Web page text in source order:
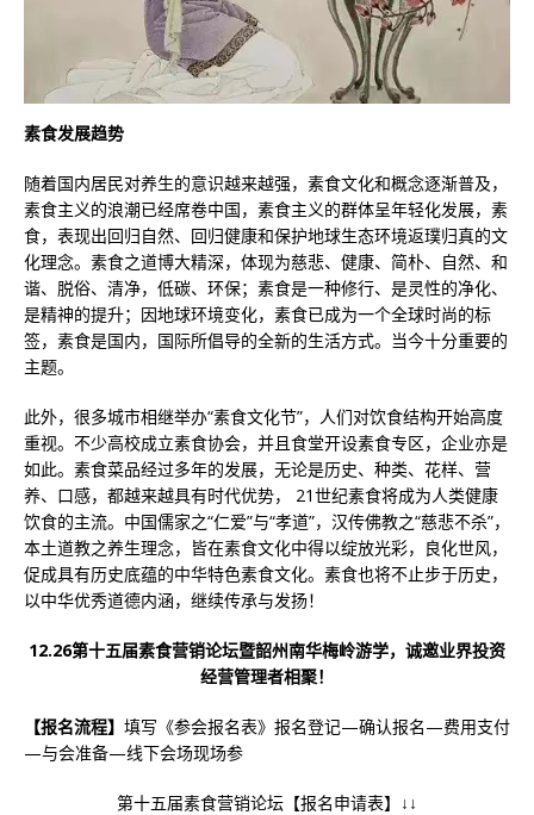
素食发展趋势
随着国内居民对养生的意识越来越强，素食文化和概念逐渐普及，
素食主义的浪潮已经席卷中国，素食主义的群体呈年轻化发展，素
食，表现出回归自然、回归健康和保护地球生态环境返璞归真的文
化理念。素食之道博大精深，体现为慈悲、健康、简朴、自然、和
谐、脱俗、清净，低碳、环保；素食是一种修行、是灵性的净化、
是精神的提升；因地球环境变化，素食已成为一个全球时尚的标
签，素食是国内，国际所倡导的全新的生活方式。当今十分重要的
主题。
此外，很多城市相继举办“素食文化节”，人们对饮食结构开始高度
重视。不少高校成立素食协会，并且食堂开设素食专区，企业亦是
如此。素食菜品经过多年的发展，无论是历史、种类、花样、营
养、口感，都越来越具有时代优势， 21世纪素食将成为人类健康
饮食的主流。中国儒家之“仁爱”与“孝道”，汉传佛教之“慈悲不杀”，
本土道教之养生理念，皆在素食文化中得以绽放光彩，良化世风，
促成具有历史底蕴的中华特色素食文化。素食也将不止步于历史，
以中华优秀道德内涵，继续传承与发扬！
12.26第十五届素食营销论坛暨韶州南华梅岭游学，诚邀业界投资
经营管理者相聚！
【报名流程】 填写《参会报名表》报名登记—确认报名—费用支付
—与会准备—线下会场现场参
第十五届素食营销论坛【报名申请表】↓↓